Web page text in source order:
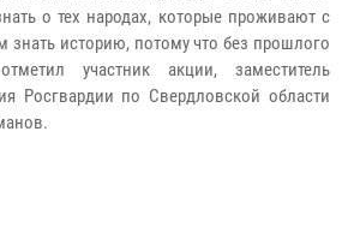
о тех народах, которые проживают с
историю, потому что без прошлого
участник акции, заместитель
Росгвардии по Свердловской области